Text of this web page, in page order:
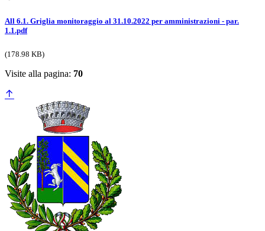
All 6.1. Griglia monitoraggio al 31.10.2022 per amministrazioni - par.
1.1.pdf
(178.98 KB)
Visite alla pagina: 70